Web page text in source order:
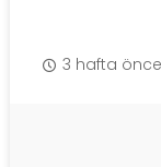
3 hafta önce